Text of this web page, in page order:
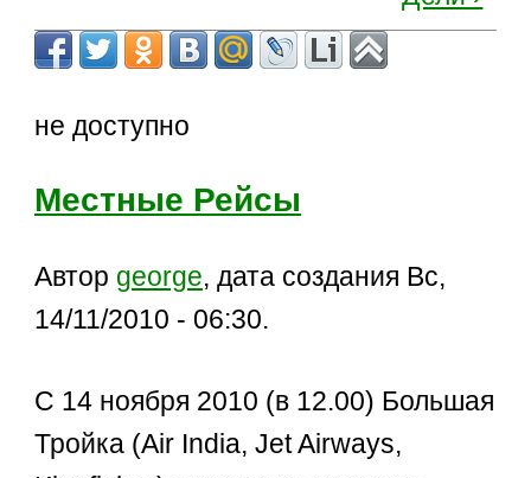
не доступно
Местные Рейсы
Автор george, дата создания Вс,
14/11/2010 - 06:30.
С 14 ноября 2010 (в 12.00) Большая
Тройка (Air India, Jet Airways,